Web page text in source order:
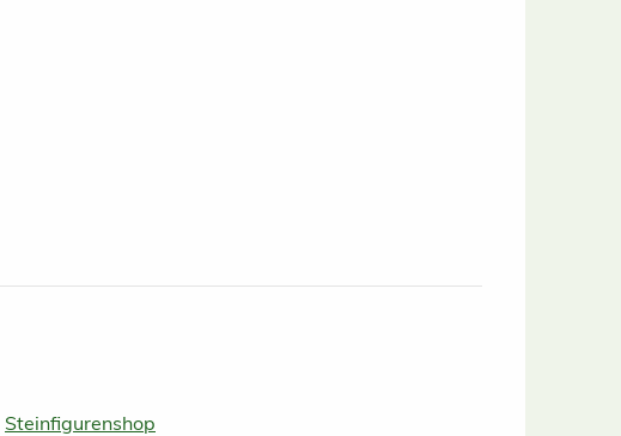
Steinfigurenshop